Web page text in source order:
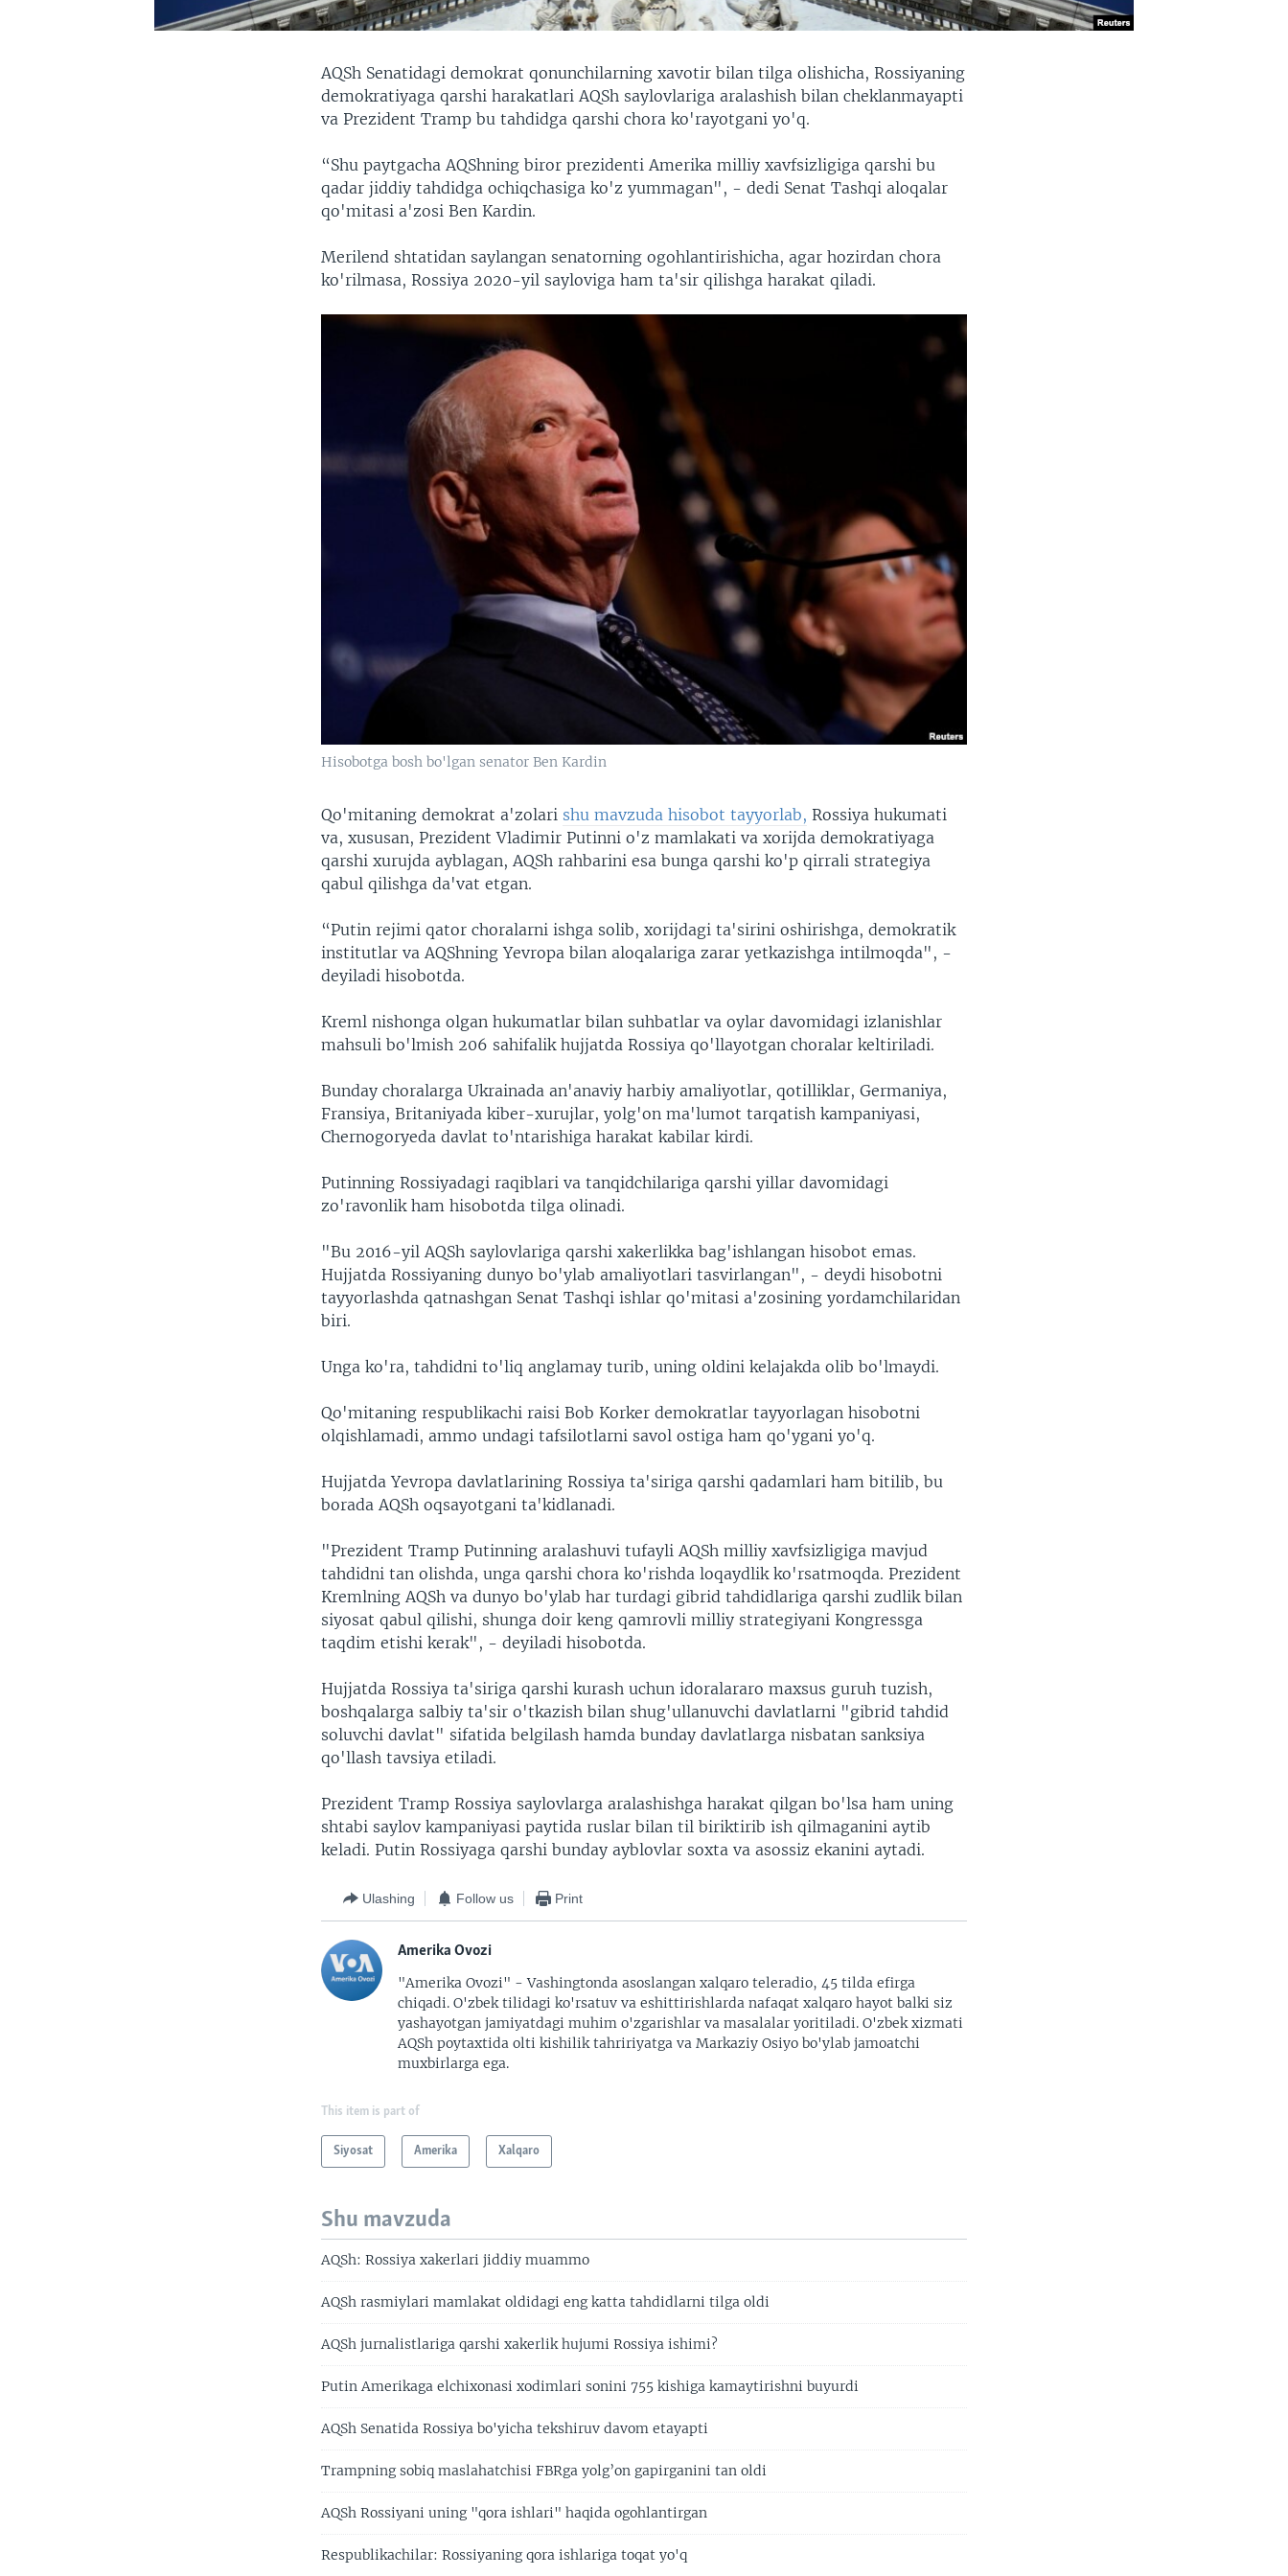
AQSh Senatidagi demokrat qonunchilarning xavotir bilan tilga olishicha, Rossiyaning
demokratiyaga qarshi harakatlari AQSh saylovlariga aralashish bilan cheklanmayapti
va Prezident Tramp bu tahdidga qarshi chora ko'rayotgani yo'q.
“Shu paytgacha AQShning biror prezidenti Amerika milliy xavfsizligiga qarshi bu
qadar jiddiy tahdidga ochiqchasiga ko'z yummagan", - dedi Senat Tashqi aloqalar
qo'mitasi a'zosi Ben Kardin.
Merilend shtatidan saylangan senatorning ogohlantirishicha, agar hozirdan chora
ko'rilmasa, Rossiya 2020-yil sayloviga ham ta'sir qilishga harakat qiladi.
Hisobotga bosh bo'lgan senator Ben Kardin
Qo'mitaning demokrat a'zolari shu mavzuda hisobot tayyorlab, Rossiya hukumati
va, xususan, Prezident Vladimir Putinni o'z mamlakati va xorijda demokratiyaga
qarshi xurujda ayblagan, AQSh rahbarini esa bunga qarshi ko'p qirrali strategiya
qabul qilishga da'vat etgan.
“Putin rejimi qator choralarni ishga solib, xorijdagi ta'sirini oshirishga, demokratik
institutlar va AQShning Yevropa bilan aloqalariga zarar yetkazishga intilmoqda", -
deyiladi hisobotda.
Kreml nishonga olgan hukumatlar bilan suhbatlar va oylar davomidagi izlanishlar
mahsuli bo'lmish 206 sahifalik hujjatda Rossiya qo'llayotgan choralar keltiriladi.
Bunday choralarga Ukrainada an'anaviy harbiy amaliyotlar, qotilliklar, Germaniya,
Fransiya, Britaniyada kiber-xurujlar, yolg'on ma'lumot tarqatish kampaniyasi,
Chernogoryeda davlat to'ntarishiga harakat kabilar kirdi.
Putinning Rossiyadagi raqiblari va tanqidchilariga qarshi yillar davomidagi
zo'ravonlik ham hisobotda tilga olinadi.
"Bu 2016-yil AQSh saylovlariga qarshi xakerlikka bag'ishlangan hisobot emas.
Hujjatda Rossiyaning dunyo bo'ylab amaliyotlari tasvirlangan", - deydi hisobotni
tayyorlashda qatnashgan Senat Tashqi ishlar qo'mitasi a'zosining yordamchilaridan
biri.
Unga ko'ra, tahdidni to'liq anglamay turib, uning oldini kelajakda olib bo'lmaydi.
Qo'mitaning respublikachi raisi Bob Korker demokratlar tayyorlagan hisobotni
olqishlamadi, ammo undagi tafsilotlarni savol ostiga ham qo'ygani yo'q.
Hujjatda Yevropa davlatlarining Rossiya ta'siriga qarshi qadamlari ham bitilib, bu
borada AQSh oqsayotgani ta'kidlanadi.
"Prezident Tramp Putinning aralashuvi tufayli AQSh milliy xavfsizligiga mavjud
tahdidni tan olishda, unga qarshi chora ko'rishda loqaydlik ko'rsatmoqda. Prezident
Kremlning AQSh va dunyo bo'ylab har turdagi gibrid tahdidlariga qarshi zudlik bilan
siyosat qabul qilishi, shunga doir keng qamrovli milliy strategiyani Kongressga
taqdim etishi kerak", - deyiladi hisobotda.
Hujjatda Rossiya ta'siriga qarshi kurash uchun idoralararo maxsus guruh tuzish,
boshqalarga salbiy ta'sir o'tkazish bilan shug'ullanuvchi davlatlarni "gibrid tahdid
soluvchi davlat" sifatida belgilash hamda bunday davlatlarga nisbatan sanksiya
qo'llash tavsiya etiladi.
Prezident Tramp Rossiya saylovlarga aralashishga harakat qilgan bo'lsa ham uning
shtabi saylov kampaniyasi paytida ruslar bilan til biriktirib ish qilmaganini aytib
keladi. Putin Rossiyaga qarshi bunday ayblovlar soxta va asossiz ekanini aytadi.
Ulashing Follow us Print
Amerika Ovozi
"Amerika Ovozi" - Vashingtonda asoslangan xalqaro teleradio, 45 tilda efirga
chiqadi. O'zbek tilidagi ko'rsatuv va eshittirishlarda nafaqat xalqaro hayot balki siz
yashayotgan jamiyatdagi muhim o'zgarishlar va masalalar yoritiladi. O'zbek xizmati
AQSh poytaxtida olti kishilik tahririyatga va Markaziy Osiyo bo'ylab jamoatchi
muxbirlarga ega.
This item is part of
Siyosat Amerika Xalqaro
Shu mavzuda
AQSh: Rossiya xakerlari jiddiy muammo
AQSh rasmiylari mamlakat oldidagi eng katta tahdidlarni tilga oldi
AQSh jurnalistlariga qarshi xakerlik hujumi Rossiya ishimi?
Putin Amerikaga elchixonasi xodimlari sonini 755 kishiga kamaytirishni buyurdi
AQSh Senatida Rossiya bo'yicha tekshiruv davom etayapti
Trampning sobiq maslahatchisi FBRga yolg’on gapirganini tan oldi
AQSh Rossiyani uning "qora ishlari" haqida ogohlantirgan
Respublikachilar: Rossiyaning qora ishlariga toqat yo'q